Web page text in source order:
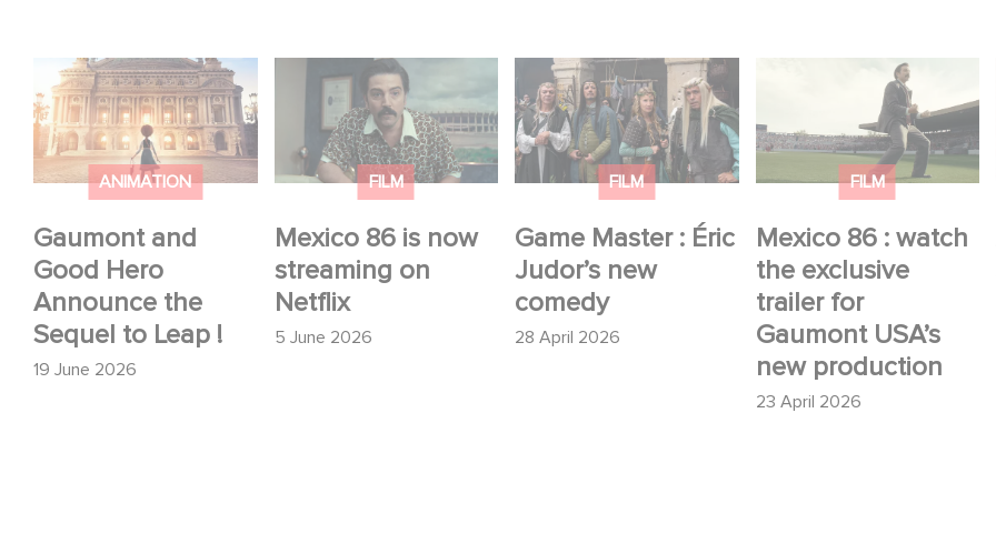
ANIMATION
Gaumont and
Good Hero
Announce the
Sequel to Leap !
19 June 2026
Gaumont and Good
Hero Announce the
Sequel to Leap !
FILM
Mexico 86 is now
streaming on
Netflix
5 June 2026
Mexico 86 is now
streaming on Netflix
FILM
Game Master : Éric
Judor’s new
comedy
28 April 2026
Game Master : Éric
Judor’s new comedy
FILM
Mexico 86 : watch
the exclusive
trailer for
Gaumont USA’s
new production
23 April 2026
Mexico 86 : watch the
exclusive trailer for
Gaumont USA’s new
production